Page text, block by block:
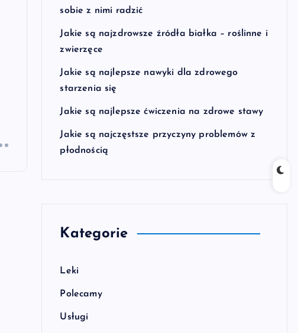
sobie z nimi radzić
Jakie są najzdrowsze źródła białka – roślinne i
zwierzęce
Jakie są najlepsze nawyki dla zdrowego
starzenia się
Jakie są najlepsze ćwiczenia na zdrowe stawy
Jakie są najczęstsze przyczyny problemów z
płodnością
Kategorie
Leki
Polecamy
Usługi